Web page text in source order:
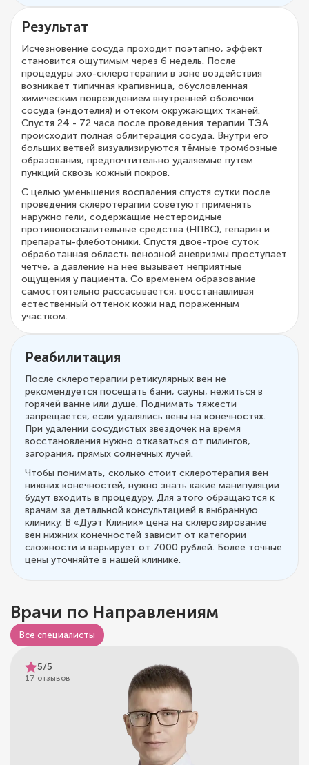
Результат
Исчезновение сосуда проходит поэтапно, эффект
становится ощутимым через 6 недель. После
процедуры эхо-склеротерапии в зоне воздействия
возникает типичная крапивница, обусловленная
химическим повреждением внутренней оболочки
сосуда (эндотелия) и отеком окружающих тканей.
Спустя 24 - 72 часа после проведения терапии ТЭА
происходит полная облитерация сосуда. Внутри его
больших ветвей визуализируются тёмные тромбозные
образования, предпочтительно удаляемые путем
пункций сквозь кожный покров.
С целью уменьшения воспаления спустя сутки после
проведения склеротерапии советуют применять
наружно гели, содержащие нестероидные
противовоспалительные средства (НПВС), гепарин и
препараты-флеботоники. Спустя двое-трое суток
обработанная область венозной аневризмы проступает
четче, а давление на нее вызывает неприятные
ощущения у пациента. Со временем образование
самостоятельно рассасывается, восстанавливая
естественный оттенок кожи над пораженным
участком.
Реабилитация
После склеротерапии ретикулярных вен не
рекомендуется посещать бани, сауны, нежиться в
горячей ванне или душе. Поднимать тяжести
запрещается, если удалялись вены на конечностях.
При удалении сосудистых звездочек на время
восстановления нужно отказаться от пилингов,
загорания, прямых солнечных лучей.
Чтобы понимать, сколько стоит склеротерапия вен
нижних конечностей, нужно знать какие манипуляции
будут входить в процедуру. Для этого обращаются к
врачам за детальной консультацией в выбранную
клинику. В «Дуэт Клиник» цена на склерозирование
вен нижних конечностей зависит от категории
сложности и варьирует от 7000 рублей. Более точные
цены уточняйте в нашей клинике.
Врачи по Направлениям
Все специалисты
5/5
17 отзывов